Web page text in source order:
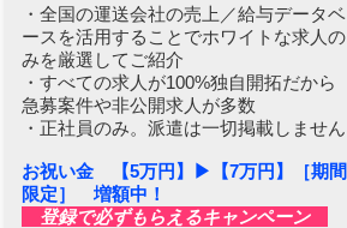
・全国の運送会社の売上／給与データベ
ースを活用することでホワイトな求人の
みを厳選してご紹介
・すべての求人が100%独自開拓だから
急募案件や非公開求人が多数
・正社員のみ。派遣は一切掲載しません
お祝い金 【5万円】▶︎【7万円】［期間
限定］ 増額中！
登録で必ずもらえるキャンペーン